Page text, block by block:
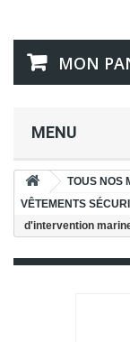
MON
MENU
TOUS NOS
VÊTEMENTS
d'intervention